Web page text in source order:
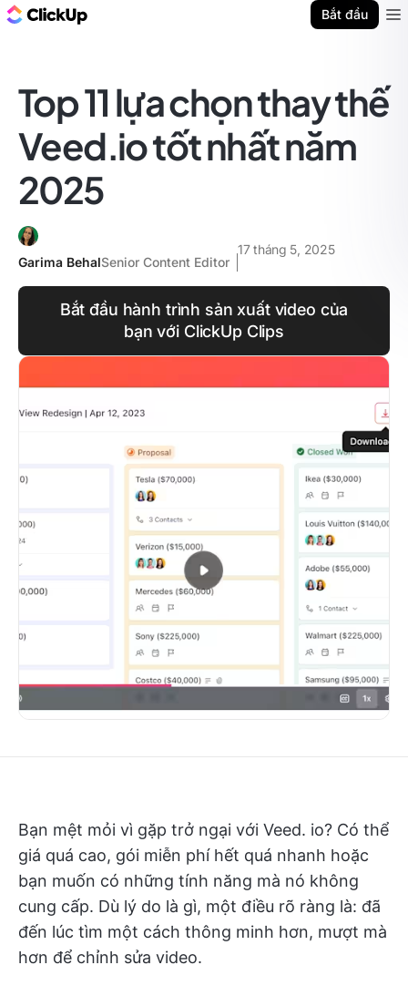
Bắt đầu
Top 11 lựa chọn thay thế
Veed.io tốt nhất năm
2025
Garima BehalSenior Content Editor
17 tháng 5, 2025
Bắt đầu hành trình sản xuất video của
bạn với ClickUp Clips
Bạn mệt mỏi vì gặp trở ngại với Veed. io? Có thể
giá quá cao, gói miễn phí hết quá nhanh hoặc
bạn muốn có những tính năng mà nó không
cung cấp. Dù lý do là gì, một điều rõ ràng là: đã
đến lúc tìm một cách thông minh hơn, mượt mà
hơn để chỉnh sửa video.